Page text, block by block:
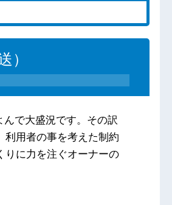
）
で大盛況です。その訳
利用者の事を考えた制約
りに力を注ぐオーナーの